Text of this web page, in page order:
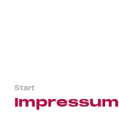
Start
Impressum